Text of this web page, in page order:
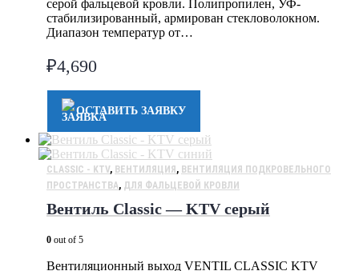
серой фальцевой кровли. Полипропилен, УФ-
стабилизированный, армирован стекловолокном.
Диапазон температур от…
₽4,690
ОСТАВИТЬ ЗАЯВКУ
CLASSIC - KTV, ВЕНТИЛЯЦИЯ, ВЕНТИЛЯЦИЯ ПОДКРОВЕЛЬНОГО
ПРОСТРАНСТВА, ДЛЯ ФАЛЬЦЕВОЙ КРОВЛИ
Вентиль Classic — KTV серый
0 out of 5
Вентиляционный выход VENTIL CLASSIC KTV